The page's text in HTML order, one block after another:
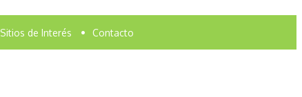
Sitios de Interés • Contacto